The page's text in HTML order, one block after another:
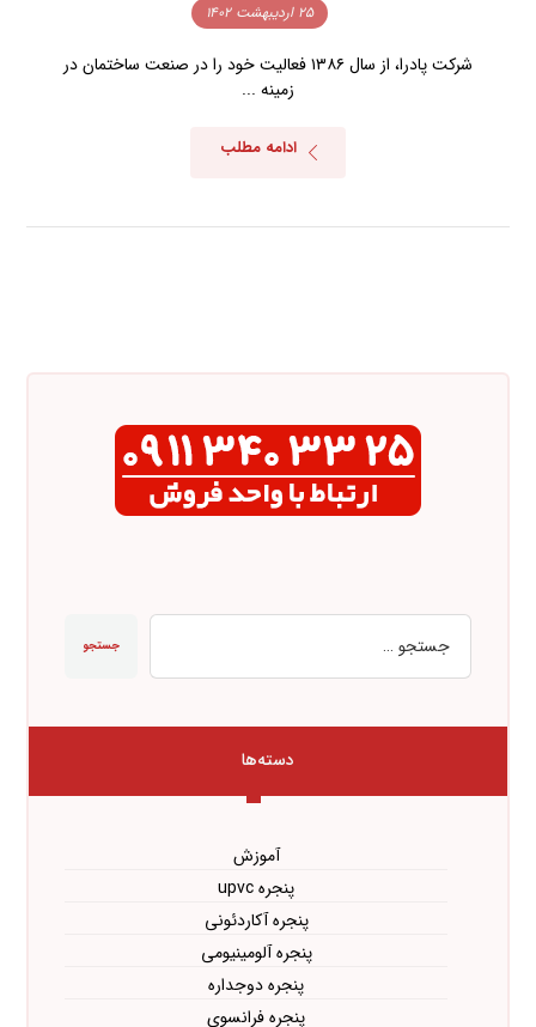
۲۵ اردیبهشت ۱۴۰۲
شرکت پادرا، از سال ۱۳۸۶ فعالیت خود را در صنعت ساختمان در
زمینه ...
ادامه مطلب
جستجو
دسته‌ها
آموزش
پنجره upvc
پنجره آکاردئونی
پنجره آلومینیومی
پنجره دوجداره
پنجره فرانسوی